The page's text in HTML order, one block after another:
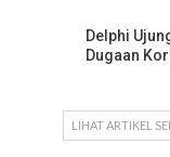
Delphi
Dugaan
LIHAT ARTIKEL